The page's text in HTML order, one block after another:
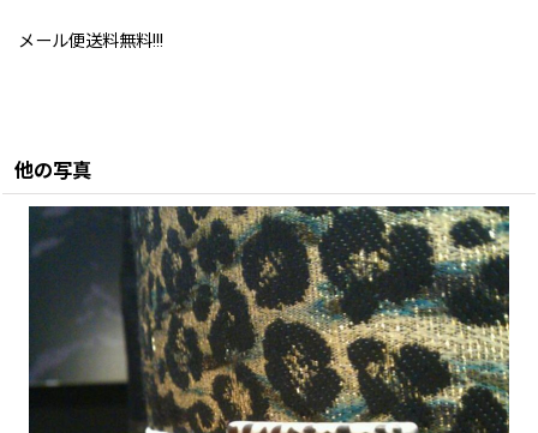
メール便送料無料!!!
他の写真